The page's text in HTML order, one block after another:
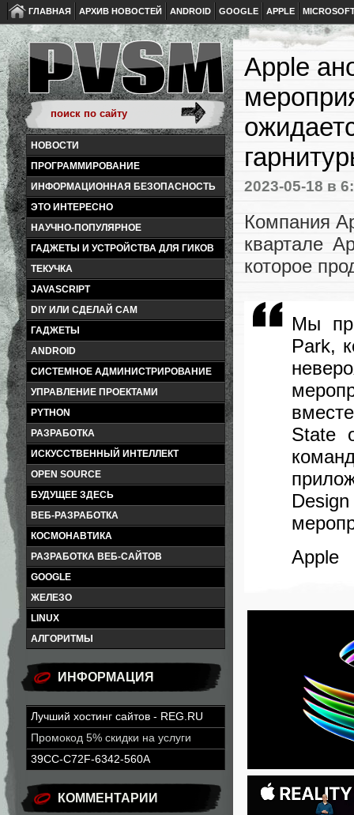
ГЛАВНАЯ АРХИВ НОВОСТЕЙ ANDROID GOOGLE APPLE
НОВОСТИ
ПРОГРАММИРОВАНИЕ
ИНФОРМАЦИОННАЯ БЕЗОПАСНОСТЬ
ЭТО ИНТЕРЕСНО
НАУЧНО-ПОПУЛЯРНОЕ
ГАДЖЕТЫ И УСТРОЙСТВА ДЛЯ ГИКОВ
ТЕКУЧКА
JAVASCRIPT
DIY ИЛИ СДЕЛАЙ САМ
ГАДЖЕТЫ
ANDROID
СИСТЕМНОЕ АДМИНИСТРИРОВАНИЕ
УПРАВЛЕНИЕ ПРОЕКТАМИ
PYTHON
РАЗРАБОТКА
ИСКУССТВЕННЫЙ ИНТЕЛЛЕКТ
OPEN SOURCE
БУДУЩЕЕ ЗДЕСЬ
ВЕБ-РАЗРАБОТКА
КОСМОНАВТИКА
РАЗРАБОТКА ВЕБ-САЙТОВ
GOOGLE
ЖЕЛЕЗО
LINUX
АЛГОРИТМЫ
ИНФОРМАЦИЯ
Лучший хостинг сайтов - REG.RU
Промокод 5% скидки на услуги
39CC-C72F-6342-560A
КОММЕНТАРИИ
Apple
2023-05-18 в
Компания
квартале
которое
Мы
Park,
State
Apple